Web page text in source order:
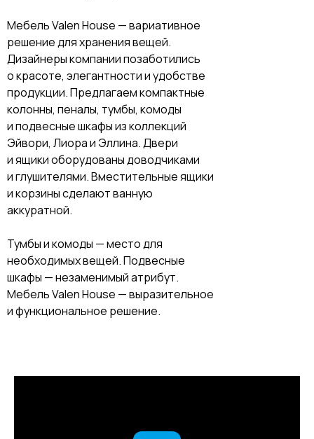
Мебель Valen House — вариативное
решение для хранения вещей.
Дизайнеры компании позаботились
о красоте, элегантности и удобстве
продукции. Предлагаем компактные
колонны, пеналы, тумбы, комоды
и подвесные шкафы из коллекций
Эйвори, Лиора и Эллина. Двери
и ящики оборудованы доводчиками
и глушителями. Вместительные ящики
и корзины сделают ванную
аккуратной.
Тумбы и комоды — место для
необходимых вещей. Подвесные
шкафы — незаменимый атрибут.
Мебель Valen House — выразительное
и функциональное решение.